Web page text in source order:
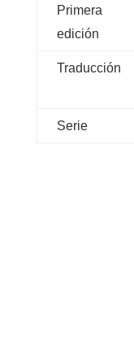
Primera
edición
Traducción
Serie